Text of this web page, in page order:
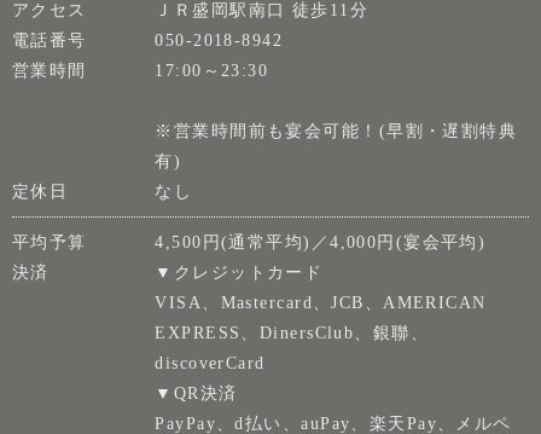
アクセス
ＪＲ盛岡駅南口 徒歩11分
電話番号
050-2018-8942
営業時間
17:00～23:30
※営業時間前も宴会可能！(早割・遅割特典
有)
定休日
なし
平均予算
4,500円(通常平均)／4,000円(宴会平均)
決済
▼クレジットカード
VISA、Mastercard、JCB、AMERICAN
EXPRESS、DinersClub、銀聯、
discoverCard
▼QR決済
PayPay、d払い、auPay、楽天Pay、メルペ